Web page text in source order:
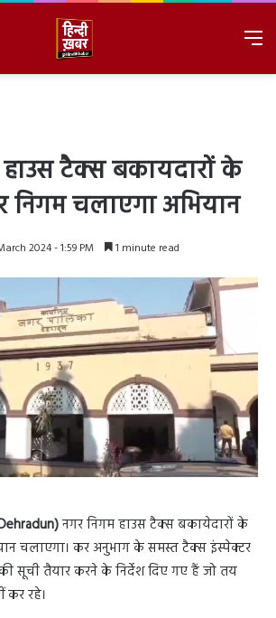
टैक्स बकायदारों के
चलाएगा अभियान
2024 - 1:59 PM 1 minute read
नगर निगम हाउस टैक्स बकायेदारों के
चलाएगा। कर अनुभाग के समस्त टैक्स इंस्पेक्टर
सूची तैयार करने के निर्देश दिए गए हैं जो तय
कर रहे।